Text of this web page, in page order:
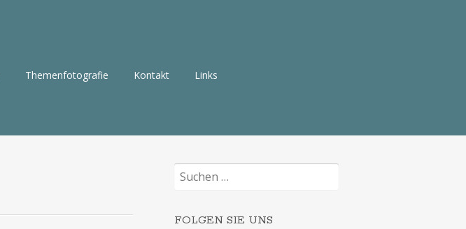
Themenfotografie Kontakt Links
Suchen
nach:
FOLGEN SIE UNS